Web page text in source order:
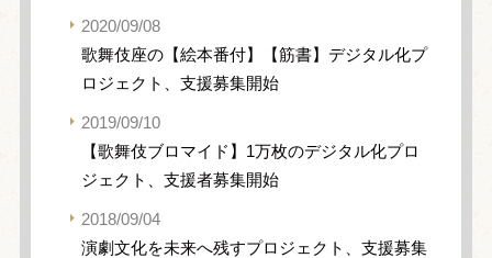
2020/09/08
歌舞伎座の【絵本番付】【筋書】デジタル化プ
ロジェクト、支援募集開始
2019/09/10
【歌舞伎ブロマイド】1万枚のデジタル化プロ
ジェクト、支援者募集開始
2018/09/04
演劇文化を未来へ残すプロジェクト、支援募集